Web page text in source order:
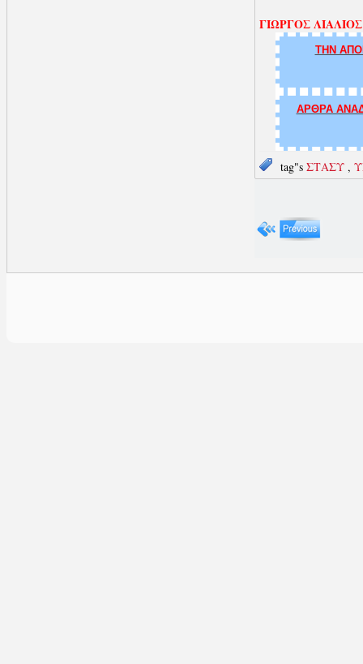
ΓΙΩΡΓΟΣ ΛΙΑΛΙΟΣ
ΤΗΝ
ΑΡΘΡΑ
tag"s ΣΤΑΣΥ ,